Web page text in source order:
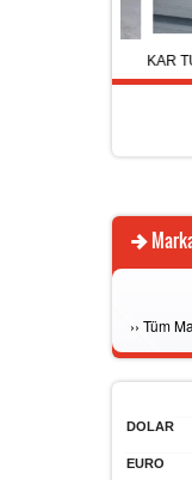
KAR
›› Tüm
DOLAR
EURO